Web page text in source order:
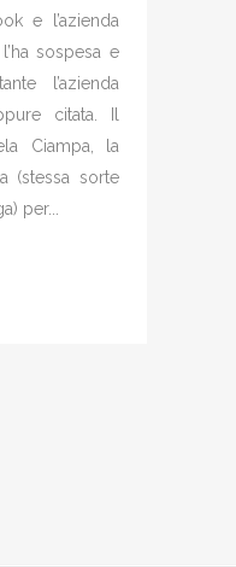
e l’azienda
sospesa e
l’azienda
citata. Il
Ciampa, la
(stessa sorte
per...